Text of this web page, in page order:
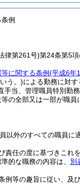
例
律第261号)第24条第5
に関する条例(平成6年
う。)による勤務に対
当、管理職員特別勤
の全部又は一部が職
以外のすべての職員に
責任の度に基づきこれ
的な職務の内容は、 別
例等の趣旨に従い、及